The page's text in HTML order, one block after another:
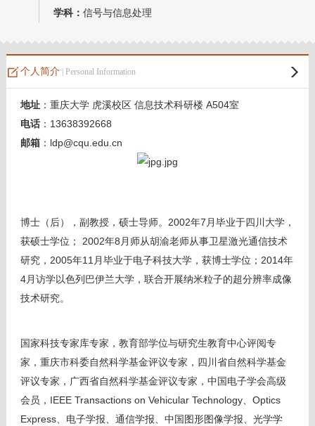
学科： 信号与信息处理
个人简介| Personal Information
地址：重庆大学 虎溪校区 信息技术科研楼 A504室
电话：13638392668
邮箱：ldp@cqu.edu.cn
博士（后），副教授，硕士导师。2002年7月毕业于四川大学，
获硕士学位； 2002年8月师从胡渝老师从事卫星激光通信技术
研究，2005年11月毕业于电子科技大学，获博士学位；2014年
4月访学以色列巴伊兰大学，联合开展纳米粒子的超分辨率成像
技术研究。
国家科技专家库专家，教育部学位与研究生教育中心评阅专
家，重庆市科委自然科学基金评议专家，四川省自然科学基金
评议专家，广西省自然科学基金评议专家，中国电子学会高级
会员，IEEE Transactions on Vehicular Technology、Optics
Express、电子学报、通信学报、中国图形图像学报、光学学